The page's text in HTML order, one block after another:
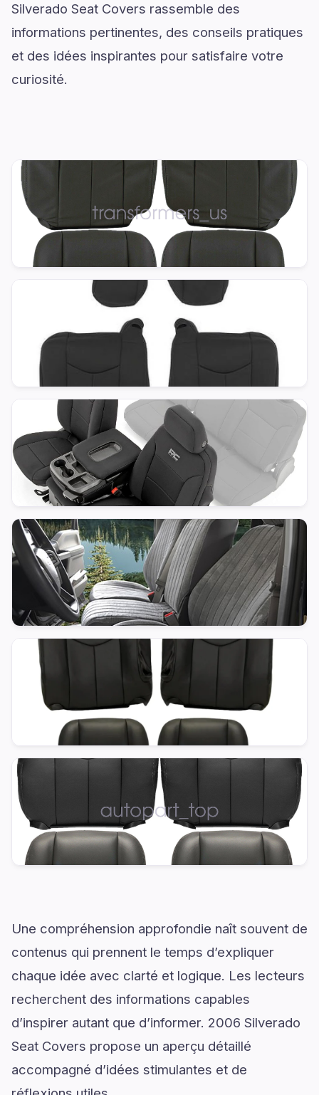
Silverado Seat Covers rassemble des
informations pertinentes, des conseils pratiques
et des idées inspirantes pour satisfaire votre
curiosité.
Une compréhension approfondie naît souvent de
contenus qui prennent le temps d’expliquer
chaque idée avec clarté et logique. Les lecteurs
recherchent des informations capables
d’inspirer autant que d’informer. 2006 Silverado
Seat Covers propose un aperçu détaillé
accompagné d’idées stimulantes et de